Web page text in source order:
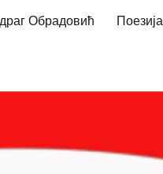
Обрадовић Поезија